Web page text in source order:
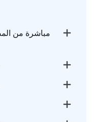
مباشرة من